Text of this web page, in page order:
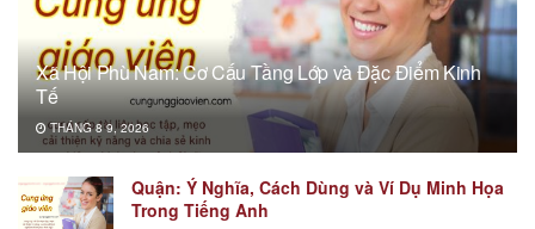
Xã Hội Phù Nam: Cơ Cấu Tầng Lớp và Đặc Điểm Kinh
Tế
THÁNG 8 9, 2026
Quận: Ý Nghĩa, Cách Dùng và Ví Dụ Minh Họa
Trong Tiếng Anh